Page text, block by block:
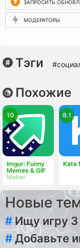
ЗАПРОСИТЬ
МОДЕРАТОРЫ
Тэги
Похожие
Imgur: Funny
Memes & GIF
Maker
10
Kate
8.1
Новые
# Ищу игру 3
#Добавьте